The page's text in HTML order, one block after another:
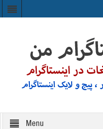
Menu